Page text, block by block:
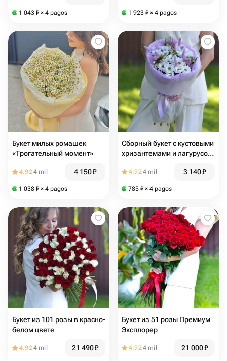
1 043 ₽ × 4 pagos 1 923 ₽ × 4 pagos
Букет милых ромашек
«Трогательный момент»
4.924 mil 4 150₽
1 038 ₽ × 4 pagos
Сборный букет с кустовыми
хризантемами и лагурусом
4.924 mil 3 140₽
785 ₽ × 4 pagos
Букет из 101 розы в красно-
белом цвете
4.924 mil 21 490₽
Букет из 51 розы Премиум
Эксплорер
4.924 mil 21 000₽